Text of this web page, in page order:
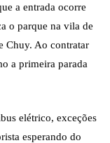
a entrada ocorre
o parque na vila de
Chuy. Ao contratar
a primeira parada
elétrico, exceções
esperando do